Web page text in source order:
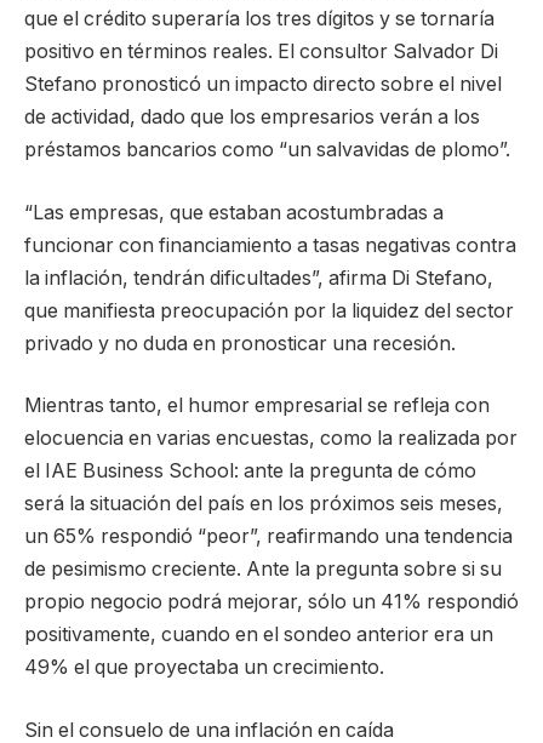
que el crédito superaría los tres dígitos y se tornaría
positivo en términos reales. El consultor Salvador Di
Stefano pronosticó un impacto directo sobre el nivel
de actividad, dado que los empresarios verán a los
préstamos bancarios como “un salvavidas de plomo”.
“Las empresas, que estaban acostumbradas a
funcionar con financiamiento a tasas negativas contra
la inflación, tendrán dificultades”, afirma Di Stefano,
que manifiesta preocupación por la liquidez del sector
privado y no duda en pronosticar una recesión.
Mientras tanto, el humor empresarial se refleja con
elocuencia en varias encuestas, como la realizada por
el IAE Business School: ante la pregunta de cómo
será la situación del país en los próximos seis meses,
un 65% respondió “peor”, reafirmando una tendencia
de pesimismo creciente. Ante la pregunta sobre si su
propio negocio podrá mejorar, sólo un 41% respondió
positivamente, cuando en el sondeo anterior era un
49% el que proyectaba un crecimiento.
Sin el consuelo de una inflación en caída